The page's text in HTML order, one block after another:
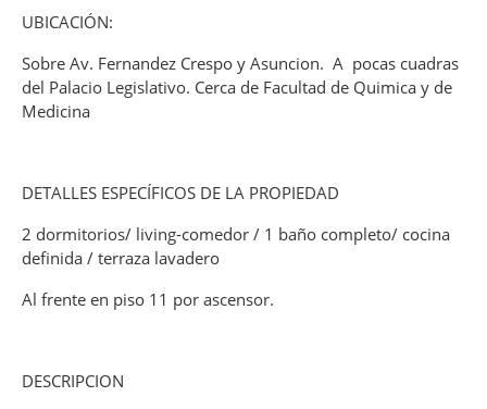
UBICACIÓN:
Sobre Av. Fernandez Crespo y Asuncion. A pocas cuadras
del Palacio Legislativo. Cerca de Facultad de Quimica y de
Medicina
DETALLES ESPECÍFICOS DE LA PROPIEDAD
2 dormitorios/ living-comedor / 1 baño completo/ cocina
definida / terraza lavadero
Al frente en piso 11 por ascensor.
DESCRIPCION